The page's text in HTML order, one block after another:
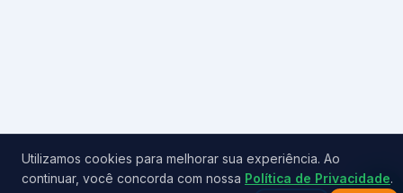
Utilizamos cookies para melhorar sua experiência. Ao
continuar, você concorda com nossa Política de Privacidade.